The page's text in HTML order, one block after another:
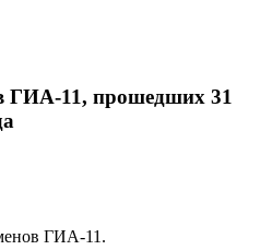
ГИА-11, прошедших 31
ГИА-11.